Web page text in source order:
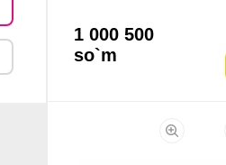
1 000 500
so`m